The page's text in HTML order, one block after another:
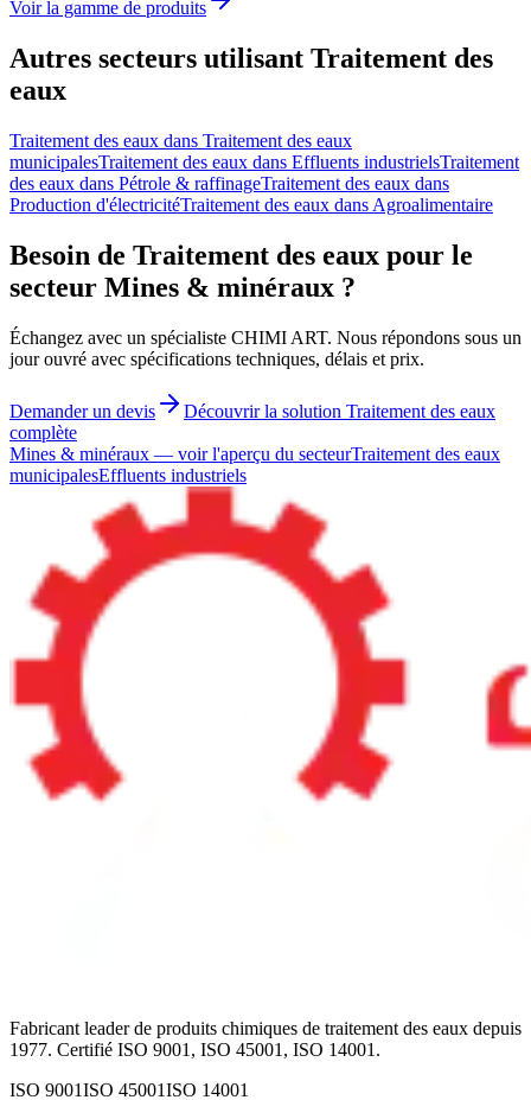
Voir la gamme de produits
Autres secteurs utilisant Traitement des
eaux
Traitement des eaux dans Traitement des eaux
municipalesTraitement des eaux dans Effluents industrielsTraitement
des eaux dans Pétrole & raffinageTraitement des eaux dans
Production d'électricitéTraitement des eaux dans Agroalimentaire
Besoin de Traitement des eaux pour le
secteur Mines & minéraux ?
Échangez avec un spécialiste CHIMI ART. Nous répondons sous un
jour ouvré avec spécifications techniques, délais et prix.
Demander un devis
Découvrir la solution Traitement des eaux
complète
Mines & minéraux — voir l'aperçu du secteurTraitement des eaux
municipalesEffluents industriels
Fabricant leader de produits chimiques de traitement des eaux depuis
1977. Certifié ISO 9001, ISO 45001, ISO 14001.
ISO 9001ISO 45001ISO 14001